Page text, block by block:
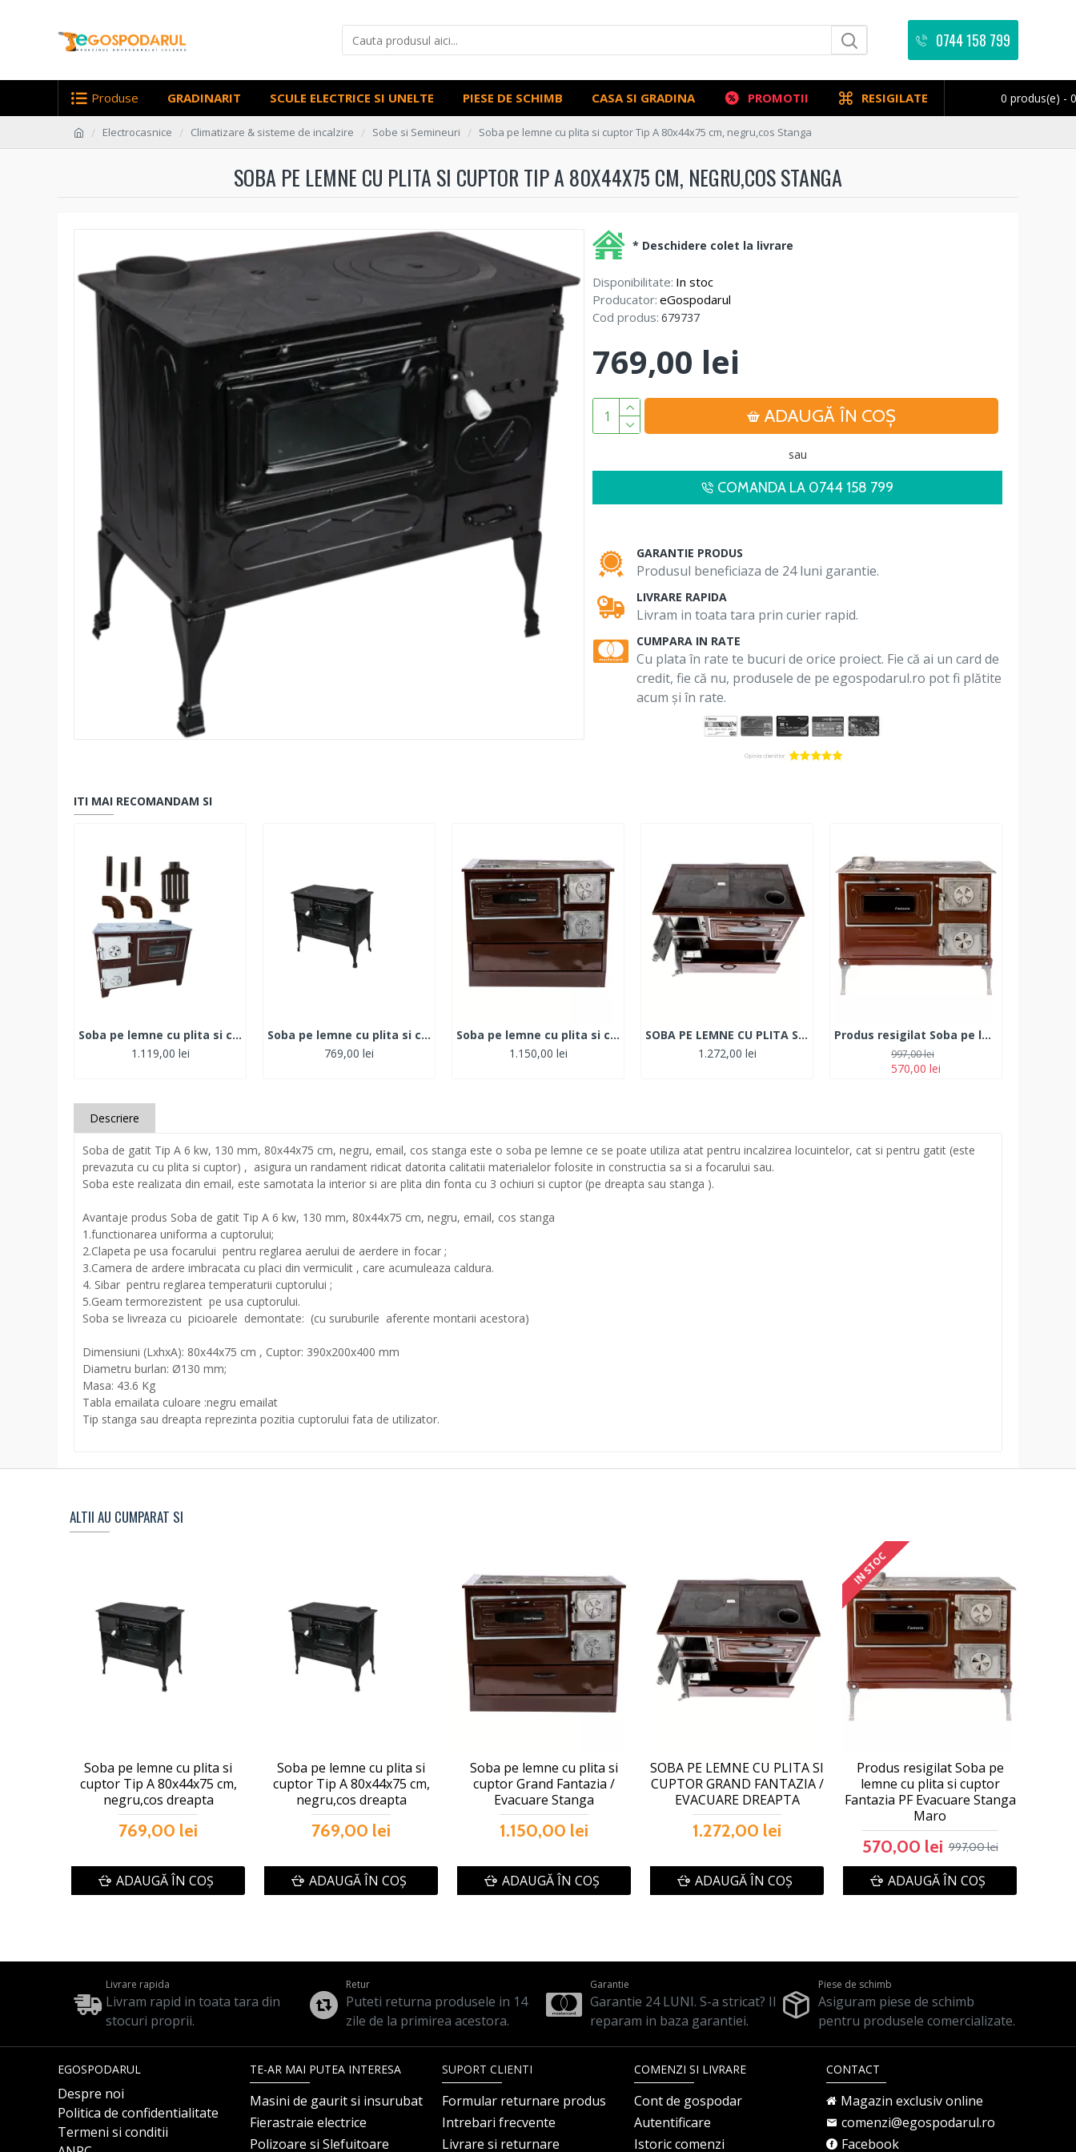
0744 158 799
Produse GRADINARIT SCULE ELECTRICE SI UNELTE PIESE DE SCHIMB CASA SI GRADINA PROMOTII RESIGILATE 0 produs(e) -
Electrocasnice Climatizare & sisteme de incalzire Sobe si Semineuri Soba pe lemne cu plita si cuptor Tip A 80x44x75 cm, negru,cos Stanga
SOBA PE LEMNE CU PLITA SI CUPTOR TIP A 80X44X75 CM, NEGRU,COS STANGA
Disponibilitate: In stoc
Producator: eGospodarul
Cod produs: 679737
769,00 lei
ADAUGĂ ÎN COŞ
* Deschidere colet la livrare
sau
COMANDA LA 0744 158 799
GARANTIE PRODUS
Produsul beneficiaza de 24 luni garantie.
LIVRARE RAPIDA
Livram in toata tara prin curier rapid.
CUMPARA IN RATE
Cu plata în rate te bucuri de orice proiect. Fie că ai un card de
credit, fie că nu, produsele de pe egospodarul.ro pot fi plătite
acum și în rate.
ITI MAI RECOMANDAM SI
Soba pe lemne cu plita si cuptor ECO 40 ZILAN, Evacuare dreapta+ 3 Burlane + Recuperator + 2 Coturi
1.119,00 lei
Soba pe lemne cu plita si cuptor Tip A 80x44x75 cm, negru,cos dreapta
769,00 lei
Soba pe lemne cu plita si cuptor Grand Fantazia / Evacuare Stanga
1.150,00 lei
SOBA PE LEMNE CU PLITA SI CUPTOR GRAND FANTAZIA / EVACUARE DREAPTA
1.272,00 lei
Produs resigilat Soba pe lemne cu plita si cuptor Fantazia PF Evacuare Stanga Maro
570,00 lei
997,00 lei
Descriere
Soba de gatit Tip A 6 kw, 130 mm, 80x44x75 cm, negru, email, cos stanga este o soba pe lemne ce se poate utiliza atat pentru incalzirea locuintelor, cat si pentru gatit (este
prevazuta cu cu plita si cuptor) , asigura un randament ridicat datorita calitatii materialelor folosite in constructia sa si a focarului sau.
Soba este realizata din email, este samotata la interior si are plita din fonta cu 3 ochiuri si cuptor (pe dreapta sau stanga ).
Avantaje produs Soba de gatit Tip A 6 kw, 130 mm, 80x44x75 cm, negru, email, cos stanga
1.functionarea uniforma a cuptorului;
2.Clapeta pe usa focarului pentru reglarea aerului de aerdere in focar ;
3.Camera de ardere imbracata cu placi din vermiculit , care acumuleaza caldura.
4. Sibar pentru reglarea temperaturii cuptorului ;
5.Geam termorezistent pe usa cuptorului.
Soba se livreaza cu picioarele demontate: (cu suruburile aferente montarii acestora)
Dimensiuni (LxhxA): 80x44x75 cm , Cuptor: 390x200x400 mm
Diametru burlan: Ø130 mm;
Masa: 43.6 Kg
Tabla emailata culoare :negru emailat
Tip stanga sau dreapta reprezinta pozitia cuptorului fata de utilizator.
ALTII AU CUMPARAT SI
Soba pe lemne cu plita si
cuptor Tip A 80x44x75 cm,
negru,cos dreapta
769,00 lei
ADAUGĂ ÎN COŞ
Soba pe lemne cu plita si
cuptor Tip A 80x44x75 cm,
negru,cos dreapta
769,00 lei
ADAUGĂ ÎN COŞ
Soba pe lemne cu plita si
cuptor Grand Fantazia /
Evacuare Stanga
1.150,00 lei
ADAUGĂ ÎN COŞ
SOBA PE LEMNE CU PLITA SI
CUPTOR GRAND FANTAZIA /
EVACUARE DREAPTA
1.272,00 lei
ADAUGĂ ÎN COŞ
IN STOC
Produs resigilat Soba pe
lemne cu plita si cuptor
Fantazia PF Evacuare Stanga
Maro
570,00 lei 997,00 lei
ADAUGĂ ÎN COŞ
Livrare rapida
Livram rapid in toata tara din
stocuri proprii.
Retur
Puteti returna produsele in 14
zile de la primirea acestora.
Garantie
Garantie 24 LUNI. S-a stricat? Il
reparam in baza garantiei.
Piese de schimb
Asiguram piese de schimb
pentru produsele comercializate.
EGOSPODARUL
Despre noi
Politica de confidentialitate
Termeni si conditii
TE-AR MAI PUTEA INTERESA
Masini de gaurit si insurubat
Fierastraie electrice
Polizoare si Slefuitoare
SUPORT CLIENTI
Formular returnare produs
Intrebari frecvente
Livrare si returnare
COMENZI SI LIVRARE
Cont de gospodar
Autentificare
Istoric comenzi
CONTACT
Magazin exclusiv online
comenzi@egospodarul.ro
Facebook